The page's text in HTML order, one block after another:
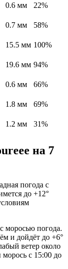
0.6 мм
22%
0.7 мм
58%
15.5 мм 100%
19.6 мм 94%
0.6 мм
66%
1.8 мм
69%
1.2 мм 31%
на 7
погода с
до +12°
моросью погода.
и дойдёт до +6°
ветер около
морось с 15:00 до